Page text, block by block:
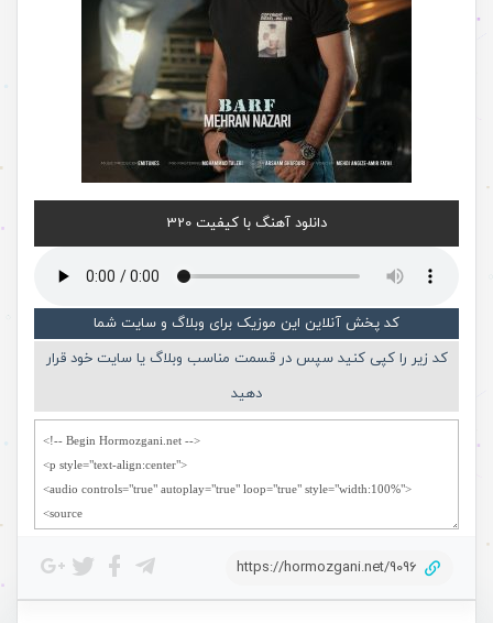
دانلود آهنگ با کیفیت 320
کد پخش آنلاین این موزیک برای وبلاگ و سایت شما
کد زیر را کپی کنید سپس در قسمت مناسب وبلاگ یا سایت خود قرار
دهید
https://hormozgani.net/9096